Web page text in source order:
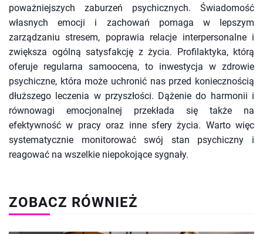
poważniejszych zaburzeń psychicznych. Świadomość
własnych emocji i zachowań pomaga w lepszym
zarządzaniu stresem, poprawia relacje interpersonalne i
zwiększa ogólną satysfakcję z życia. Profilaktyka, którą
oferuje regularna samoocena, to inwestycja w zdrowie
psychiczne, która może uchronić nas przed koniecznością
dłuższego leczenia w przyszłości. Dążenie do harmonii i
równowagi emocjonalnej przekłada się także na
efektywność w pracy oraz inne sfery życia. Warto więc
systematycznie monitorować swój stan psychiczny i
reagować na wszelkie niepokojące sygnały.
ZOBACZ RÓWNIEŻ